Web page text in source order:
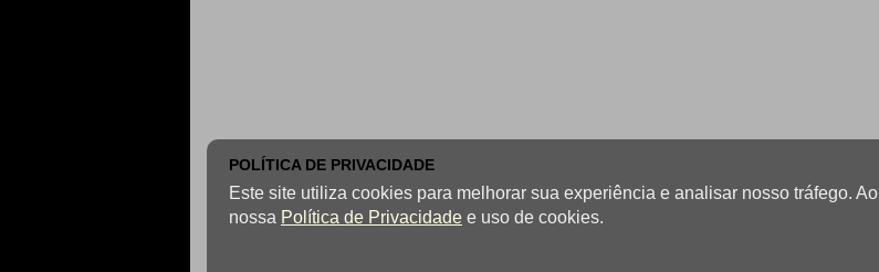
POLÍTICA DE PRIVACIDADE
Este site utiliza cookies para melhorar sua experiência e analisar nosso tráfego.
nossa Política de Privacidade e uso de cookies.